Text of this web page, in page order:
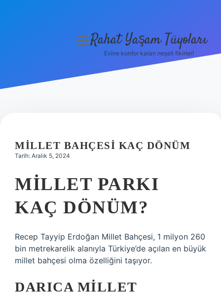
Hakkımızda
menüyü
Rahat Yaşam Tüyoları
Evine konfor katan neşeli fikirler!
MILLET BAHÇESI KAÇ DÖNÜM
Tarih: Aralık 5, 2024
MILLET PARKI
KAÇ DÖNÜM?
Recep Tayyip Erdoğan Millet Bahçesi, 1 milyon 260
bin metrekarelik alanıyla Türkiye’de açılan en büyük
millet bahçesi olma özelliğini taşıyor.
DARICA MILLET